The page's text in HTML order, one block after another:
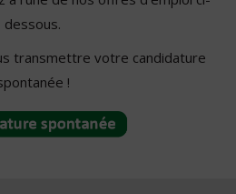
dessous.
transmettre votre candidature
!